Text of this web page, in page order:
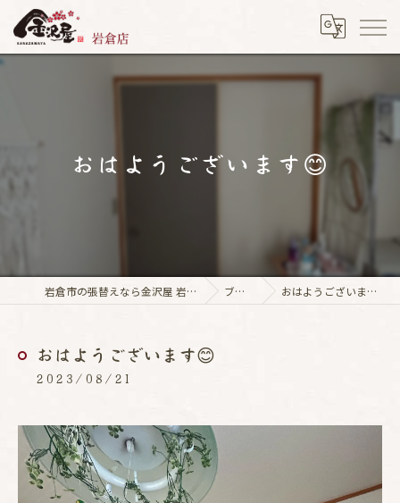
おはようございます😊
岩倉市の張替えなら金沢屋 岩倉店 ブログ おはようございます😊
おはようございます😊
2023/08/21